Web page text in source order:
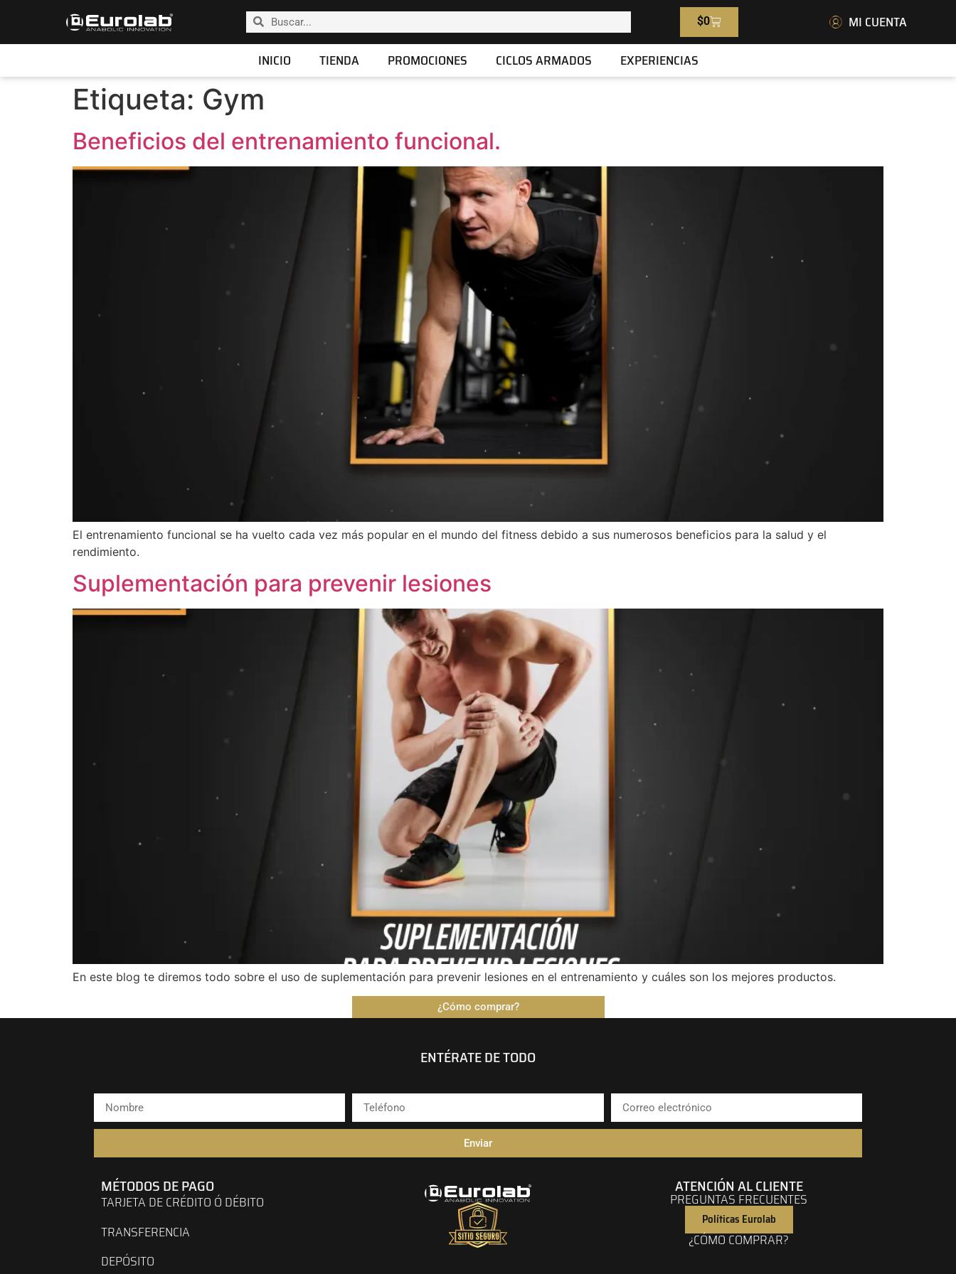
$0
MI CUENTA
INICIO
TIENDA PROMOCIONES CICLOS ARMADOS EXPERIENCIAS
Etiqueta: Gym
Beneficios del entrenamiento funcional.
El entrenamiento funcional se ha vuelto cada vez más popular en el mundo del fitness debido a sus numerosos beneficios para la salud y el
rendimiento.
Suplementación para prevenir lesiones
En este blog te diremos todo sobre el uso de suplementación para prevenir lesiones en el entrenamiento y cuáles son los mejores productos.
¿Cómo comprar?
ENTÉRATE DE TODO
Enviar
MÉTODOS DE PAGO
TARJETA DE CRÉDITO Ó DÉBITO
TRANSFERENCIA
DEPÓSITO
ATENCIÓN AL CLIENTE
PREGUNTAS FRECUENTES
Políticas Eurolab
¿CÓMO COMPRAR?